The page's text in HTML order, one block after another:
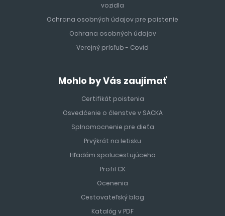
vozidla
Ochrana osobných údajov pre poistenie
Ochrana osobných údajov
Verejný prísľub - Covid
Mohlo by Vás zaujímať
Certifikát poistenia
Osvedčenie o členstve v SACKA
Splnomocnenie pre dieťa
Prvýkrát na letisku
Hľadám spolucestujúceho
Profil CK
Ocenenia
Cestovateľský blog
Katalóg v PDF